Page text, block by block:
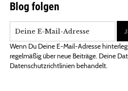
Blog folgen
Wenn Du Deine E-Mail-Adresse
regelmäßig über neue Beiträge. Deine
Datenschutzrichtlinien behandelt.